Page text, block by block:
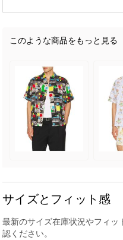
このような商品をもっと見る
サイズとフィット感
最新のサイズ在庫状況やフィ
認ください。